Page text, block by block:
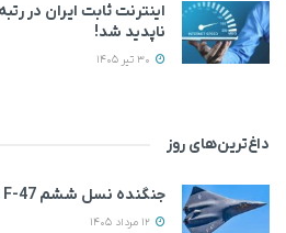
ناپدید شد!
داغ‌ترین‌های روز
جنگنده نسل ششم F-47 در مسیر نخستین پرواز